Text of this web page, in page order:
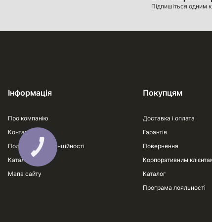
Підпишіться одним
Інформація
Про компанію
Контакти
Політика конфіденційності
Каталог
Мапа сайту
Покупцям
Доставка і оплата
Гарантія
Повернення
Корпоративним
Каталог
Програма лояльності